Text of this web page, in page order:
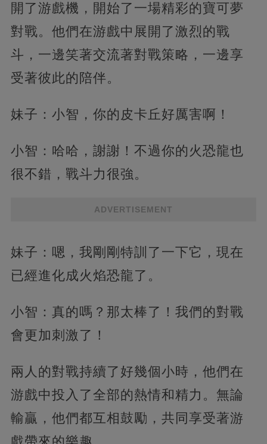
開了游戲機，開始了一場精彩的寶可夢
對戰。他們在游戲中展開了激烈的戰
斗，一邊笑著交流著對戰策略，一邊享
受著彼此的陪伴。
妹子：小智，你的皮卡丘好厲害啊！
小智：哈哈，謝謝！不過你的火恐龍也
很不錯，戰斗力很強。
ADVERTISEMENT
妹子：嗯，我剛剛特訓了一下它，現在
已經進化成火焰恐龍了。
小智：真的嗎？那太棒了！我們的對戰
會更加刺激了！
兩人的對戰持續了好幾個小時，他們在
游戲中投入了全部的熱情和精力。無論
輸贏，他們都互相鼓勵，共同享受著游